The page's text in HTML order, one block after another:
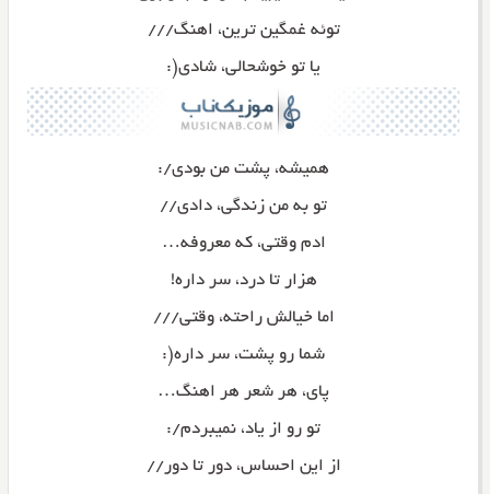
توئه غمگین ترین، اهنگ///
یا تو خوشحالی، شادی(:
همیشه، پشت من بودی/:
تو به من زندگی، دادی//
ادم وقتی، که معروفه…
هزار تا درد، سر داره!
اما خیالش راحته، وقتی///
شما رو پشت، سر داره(:
پای، هر شعر هر اهنگ…
تو رو از یاد، نمیبردم/:
از این احساس، دور تا دور//